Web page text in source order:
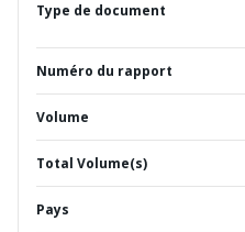
Type de document
Numéro du rapport
Volume
Total Volume(s)
Pays